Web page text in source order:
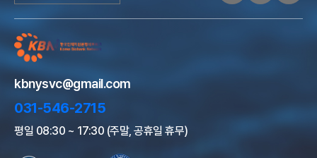
kbnysvc@gmail.com
031-546-2715
평일 08:30 ~ 17:30 (주말, 공휴일 휴무)